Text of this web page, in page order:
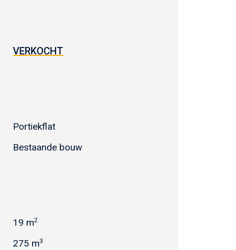
VERKOCHT
Portiekflat
Bestaande bouw
19 m2
275 m3